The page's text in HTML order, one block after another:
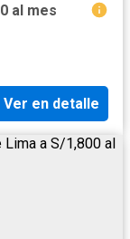
al mes
Ver en detalle